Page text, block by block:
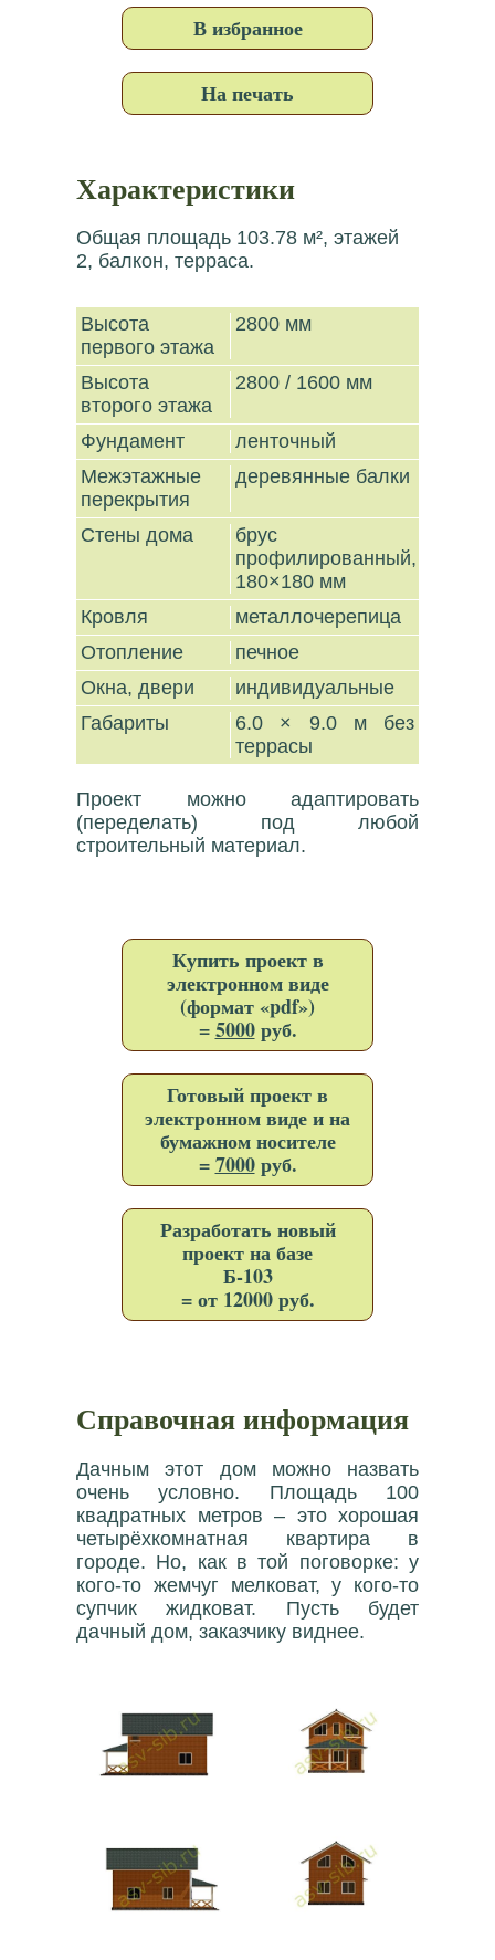
В избранное
На печать
Характеристики
Общая площадь 103.78 м², этажей
2, балкон, терраса.
Высота
первого этажа
2800 мм
Высота
второго этажа
2800 / 1600 мм
Фундамент
ленточный
Межэтажные
перекрытия
деревянные балки
Стены дома
брус
профилированный,
180×180 мм
Кровля
металлочерепица
Отопление
печное
Окна, двери
индивидуальные
Габариты
6.0 × 9.0 м без
террасы
Проект можно адаптировать
(переделать) под любой
строительный материал.
Купить проект в
электронном виде
(формат «pdf»)
=5000руб.
Готовый проект в
электронном виде и на
бумажном носителе
=7000руб.
Разработать новый
проект на базе
Б-103
= от 12000 руб.
Справочная информация
Дачным этот дом можно назвать
очень условно. Площадь 100
квадратных метров – это хорошая
четырёхкомнатная квартира в
городе. Но, как в той поговорке: у
кого-то жемчуг мелковат, у кого-то
супчик жидковат. Пусть будет
дачный дом, заказчику виднее.